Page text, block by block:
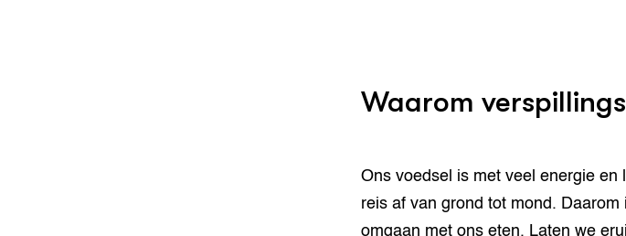
Waarom
Ons voedsel is met veel energie
reis af van grond tot mond.
omgaan met ons eten. Laten we